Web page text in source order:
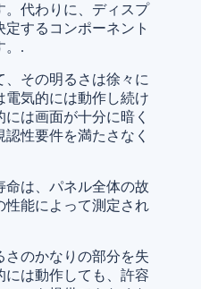
。代わりに、ディスプ
するコンポーネント
。.
その明るさは徐々に
電気的には動作し続け
は画面が十分に暗く
性要件を満たさなく
命は、パネル全体の故
性能によって測定され
さのかなりの部分を失
には動作しても、許容